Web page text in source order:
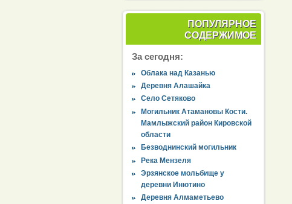
ПОПУЛЯРНОЕ
СОДЕРЖИМОЕ
За сегодня:
Облака над Казанью
Деревня Алашайка
Село Сетяково
Могильник Атамановы Кости.
Мамлыжский район Кировской
области
Безводнинский могильник
Река Мензеля
Эрзянское мольбище у
деревни Инютино
Деревня Алмаметьево